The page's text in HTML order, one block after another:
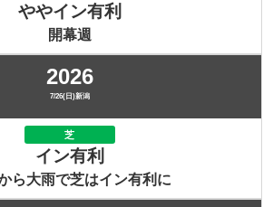
ややイン有利
開幕週
2026
7/26(日)新潟
芝
イン有利
ら大雨で芝はイン有利に